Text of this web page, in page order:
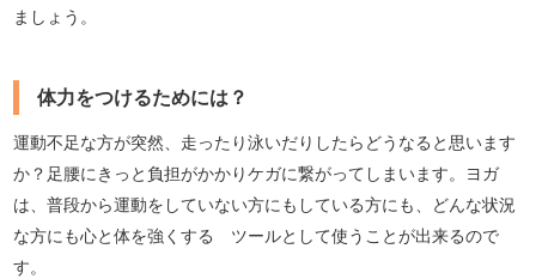
ましょう。
体力をつけるためには？
運動不足な方が突然、走ったり泳いだりしたらどうなると思います
か？足腰にきっと負担がかかりケガに繋がってしまいます。ヨガ
は、普段から運動をしていない方にもしている方にも、どんな状況
な方にも心と体を強くする ツールとして使うことが出来るので
す。